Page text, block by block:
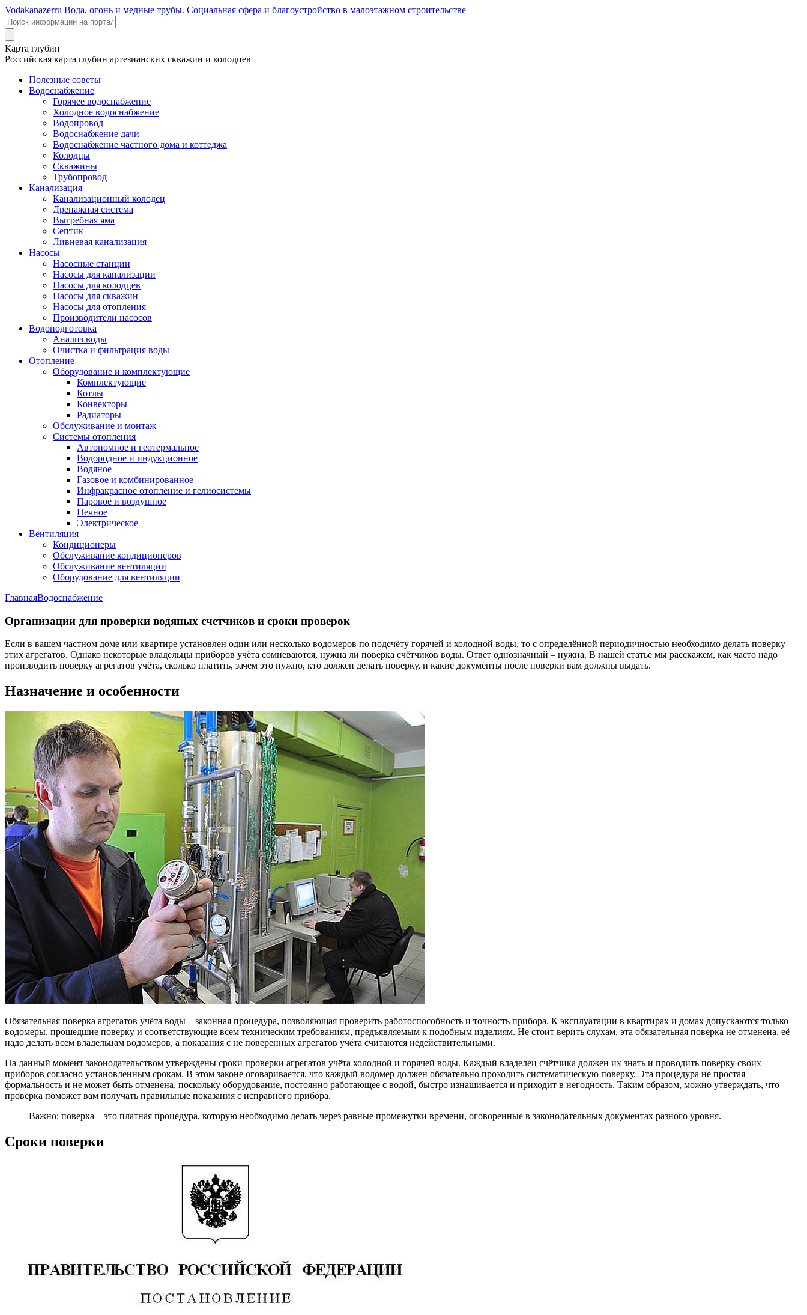
Vodakanazerru Вода, огонь и медные трубы. Социальная сфера и благоустройство в малоэтажном строительстве
Карта глубин
Российская карта глубин артезианских скважин и колодцев
Полезные советы
Водоснабжение
Горячее водоснабжение
Холодное водоснабжение
Водопровод
Водоснабжение дачи
Водоснабжение частного дома и коттеджа
Колодцы
Скважины
Трубопровод
Канализация
Канализационный колодец
Дренажная система
Выгребная яма
Септик
Ливневая канализация
Насосы
Насосные станции
Насосы для канализации
Насосы для колодцев
Насосы для скважин
Насосы для отопления
Производители насосов
Водоподготовка
Анализ воды
Очистка и фильтрация воды
Отопление
Оборудование и комплектующие
Комплектующие
Котлы
Конвекторы
Радиаторы
Обслуживание и монтаж
Системы отопления
Автономное и геотермальное
Водородное и индукционное
Водяное
Газовое и комбинированное
Инфракрасное отопление и гелиосистемы
Паровое и воздушное
Печное
Электрическое
Вентиляция
Кондиционеры
Обслуживание кондиционеров
Обслуживание вентиляции
Оборудование для вентиляции
ГлавнаяВодоснабжение
Организации для проверки водяных счетчиков и сроки проверок
Если в вашем частном доме или квартире установлен один или несколько водомеров по подсчёту горячей и холодной воды, то с определённой периодичностью необходимо делать поверку
этих агрегатов. Однако некоторые владельцы приборов учёта сомневаются, нужна ли поверка счётчиков воды. Ответ однозначный – нужна. В нашей статье мы расскажем, как часто надо
производить поверку агрегатов учёта, сколько платить, зачем это нужно, кто должен делать поверку, и какие документы после поверки вам должны выдать.
Назначение и особенности
Обязательная поверка агрегатов учёта воды – законная процедура, позволяющая проверить работоспособность и точность прибора. К эксплуатации в квартирах и домах допускаются только
водомеры, прошедшие поверку и соответствующие всем техническим требованиям, предъявляемым к подобным изделиям. Не стоит верить слухам, эта обязательная поверка не отменена, её
надо делать всем владельцам водомеров, а показания с не поверенных агрегатов учёта считаются недействительными.
На данный момент законодательством утверждены сроки проверки агрегатов учёта холодной и горячей воды. Каждый владелец счётчика должен их знать и проводить поверку своих
приборов согласно установленным срокам. В этом законе оговаривается, что каждый водомер должен обязательно проходить систематическую поверку. Эта процедура не простая
формальность и не может быть отменена, поскольку оборудование, постоянно работающее с водой, быстро изнашивается и приходит в негодность. Таким образом, можно утверждать, что
проверка поможет вам получать правильные показания с исправного прибора.
Важно: поверка – это платная процедура, которую необходимо делать через равные промежутки времени, оговоренные в законодательных документах разного уровня.
Сроки поверки